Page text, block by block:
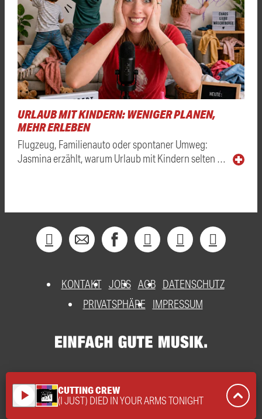
URLAUB MIT KINDERN: WENIGER PLANEN,
MEHR ERLEBEN
Flugzeug, Familienauto oder spontaner Umweg:
Jasmina erzählt, warum Urlaub mit Kindern selten …
KONTAKT JOBS AGB DATENSCHUTZ
PRIVATSPHÄRE
IMPRESSUM
play_arrow CUTTING CREW
(I JUST) DIED IN YOUR ARMS TONIGHT